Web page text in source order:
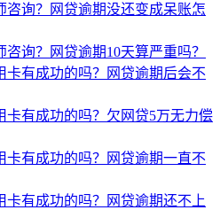
咨询？网贷逾期没还变成呆账怎
询？网贷逾期10天算严重吗？
卡有成功的吗？网贷逾期后会不
卡有成功的吗？欠网贷5万无力偿
卡有成功的吗？网贷逾期一直不
卡有成功的吗？网贷逾期还不上